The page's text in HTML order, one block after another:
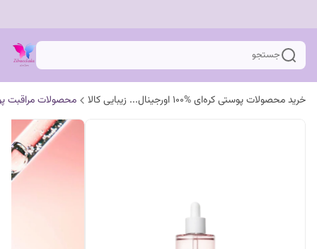
جستجو
خرید محصولات پوستی کره‌ای %100 اورجینال... زیبایی کالا محصولات مراقبت